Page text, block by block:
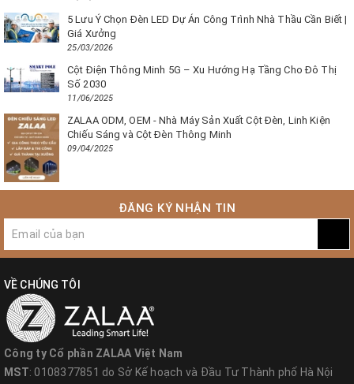
5 Lưu Ý Chọn Đèn LED Dự Án Công Trình Nhà Thầu Cần Biết |
Giá Xưởng
25/03/2026
Cột Điện Thông Minh 5G – Xu Hướng Hạ Tầng Cho Đô Thị
Số 2030
11/06/2025
ZALAA ODM, OEM - Nhà Máy Sản Xuất Cột Đèn, Linh Kiện
Chiếu Sáng và Cột Đèn Thông Minh
09/04/2025
ĐĂNG KÝ NHẬN TIN
VỀ CHÚNG TÔI
Công ty Cổ phần ZALAA Việt Nam
MST: 0108377851 do Sở Kế hoạch và Đầu Tư Thành phố Hà Nội